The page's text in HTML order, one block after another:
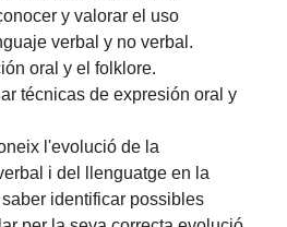
y valorar el uso
verbal y no verbal.
oral y el folklore.
técnicas de expresión oral y
l'evolució de la
i del llenguatge en la
identificar possibles